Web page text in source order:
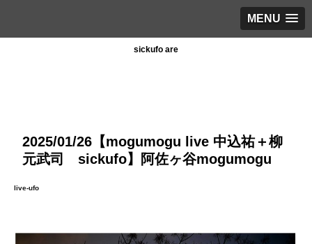
MENU
sickufo are
2025/01/26【mogumogu live 中込祐＋柳
元武司 sickufo】阿佐ヶ谷mogumogu
live-ufo